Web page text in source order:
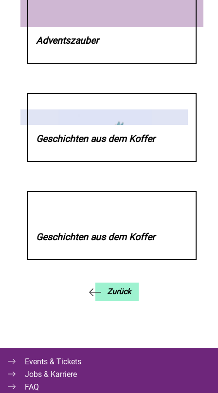
Adventszauber
Geschichten aus dem Koffer
Geschichten aus dem Koffer
Zurück
Events & Tickets
Jobs & Karriere
FAQ